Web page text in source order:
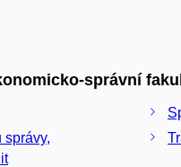
správní
správy,